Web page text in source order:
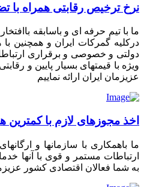
نرخ ترخیص رقابتی همراه با
ما با تیم حرفه ای و باسابقه
درکلیه گمرکات ایران و همچنین با
دولتی و خصوصی و برقراری
ویژه با قیمتهای بسیار پایین و
عزیزمان ایران ارائه نماییم
اخذ مجوزهای لازم با کمترین
ما باهمکاری با سازمانها و
ارتباطات مستمر و قوی با آنها
به شما فعالان اقتصادی کشور